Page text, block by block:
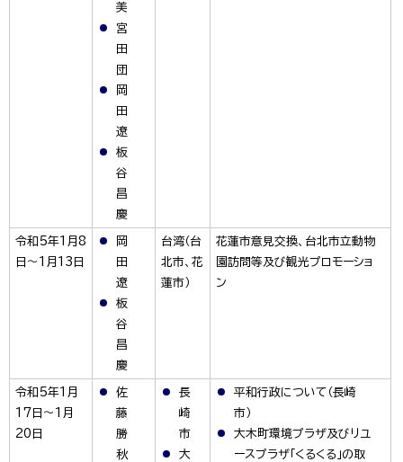
美
宮
田
団
岡
田
遼
板
谷
昌
慶
令和5年1月8
日～1月13日
岡
田
遼
板
谷
昌
慶
台湾（台
北市、花
蓮市）
花蓮市意見交換、台北市立動物
園訪問等及び観光プロモーショ
ン
令和5年1月
17日～1月
20日
佐
藤
勝
秋
長
崎
市
大
平和行政について（長崎
市）
大木町環境プラザ及びリユ
ースプラザ「くるくる」の取